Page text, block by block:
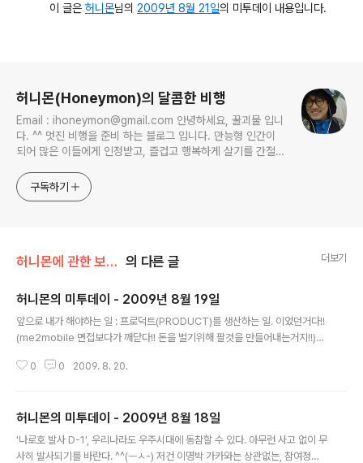
이 글은허니몬님의 2009년 8월 21일의 미투데이 내용입니다.
허니몬(Honeymon)의 달콤한 비행
Email : ihoneymon@gmail.com 안녕하세요, 꿀괴물 입니
다. ^^ 멋진 비행을 준비 하는 블로그 입니다. 만능형 인간이
되어 많은 이들에게 인정받고, 즐겁고 행복하게 살기를 간절히
지켜봐주세요!! ^^
구독하기
허니몬에 관한 보고서/예측불허 허니몬 의 다른 글 더보기
허니몬의 미투데이 - 2009년 8월 19일
앞으로 내가 해야하는 일 : 프로덕트(PRODUCT)를 생산하는 일. 이었던거다!!
(me2mobile 면접보다가 깨닫다!! 돈을 벌기위해 팔것을 만들어내는거지!!)2
가고 싶어..!!(me2mobile 물 속 고요함을 느끼고 싶단 말이지!!)2009-08-1
호!!)2009-08-19 16:56:37오늘, 나로호 발사는 이뤄지지 않겠군요. ㅡㅅ-)
~ 에잉~~(나름 두근거렸는데... 음트트.)2009-08-19 17:01:01이 글은 허니
몬님의 2009년..
0 0 2009. 8. 20.
허니몬의 미투데이 - 2009년 8월 18일
'나로호 발사 D-1', 우리나라도 우주시대에 동참할 수 있다. 아무런 사고 없이 무
사히 발사되기를 바란다. ^^(ㅡㅅ-) 저건 이명박 가카와는 상관없는, 참여정부